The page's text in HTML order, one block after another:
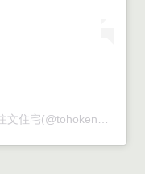
東邦建工｜長野・松本・上田の新築注文住宅(@tohokenko)がシェアした投稿